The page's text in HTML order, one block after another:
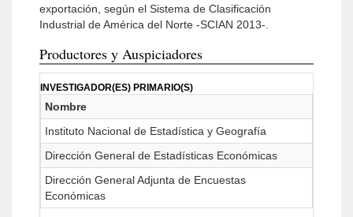
exportación, según el Sistema de Clasificación
Industrial de América del Norte -SCIAN 2013-.
Productores y Auspiciadores
INVESTIGADOR(ES) PRIMARIO(S)
Nombre
Instituto Nacional de Estadística y Geografía
Dirección General de Estadísticas Económicas
Dirección General Adjunta de Encuestas
Económicas